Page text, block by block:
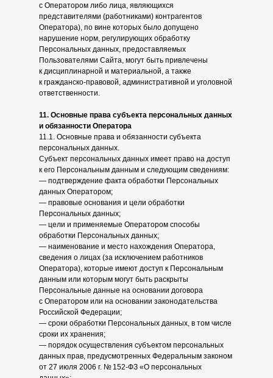
с Оператором либо лица, являющихся
представителями (работниками) контрагентов
Оператора), по вине которых было допущено
нарушение норм, регулирующих обработку
Персональных данных, предоставляемых
Пользователями Сайта, могут быть привлечены
к дисциплинарной и материальной, а также
к гражданско-правовой, административной и уголовной
ответственности.
11. Основные права субъекта персональных данных
и обязанности Оператора
11.1. Основные права и обязанности субъекта
персональных данных.
Субъект персональных данных имеет право на доступ
к его Персональным данным и следующим сведениям:
— подтверждение факта обработки Персональных
данных Оператором;
— правовые основания и цели обработки
Персональных данных;
— цели и применяемые Оператором способы
обработки Персональных данных;
— наименование и место нахождения Оператора,
сведения о лицах (за исключением работников
Оператора), которые имеют доступ к Персональным
данным или которым могут быть раскрыты
Персональные данные на основании договора
с Оператором или на основании законодательства
Российской Федерации;
— сроки обработки Персональных данных, в том числе
сроки их хранения;
— порядок осуществления субъектом персональных
данных прав, предусмотренных Федеральным законом
от 27 июля 2006 г. № 152-ФЗ «О персональных